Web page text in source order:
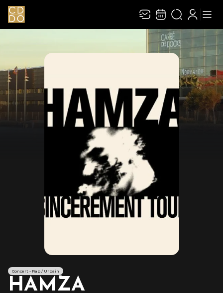
Recevez toute l’actualité en vous abonnant à
ENVOYER
Rivaj Group traite votre adresse électronique pour la gestion de votre
abonnement à la newsletter de
Le Carré des Docks / Docks Océane
pouvez retirer votre consentement à tout moment. Pour en savoir plus,
politique de protection des données
Concert - Rap / Urbain
HAMZA